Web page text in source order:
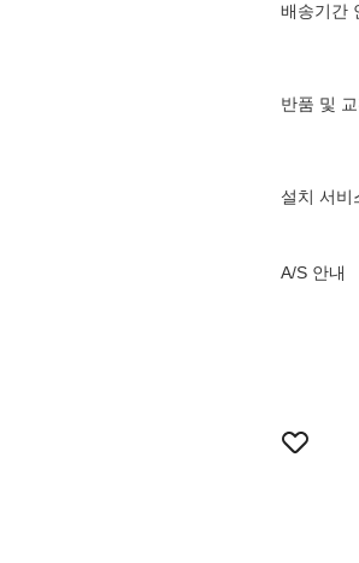
배송기간
반품 및
설치 서비
A/S 안내